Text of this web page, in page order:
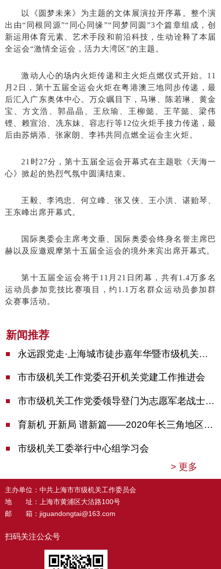
以《圆梦未来》为主题的文体展演拉开序幕。整个演
出由“同根同源”“同心同缘”“同梦同圆”3个篇章组成，创
新运用体育元素、艺术手段和前沿科技，生动诠释了本届
全运会“激情全运会，活力大湾区”的主题。
激动人心的场内火炬传递和主火炬点燃仪式开始。11
月2日，第十五届全运会火炬在粤港澳三地同步传递，最
后汇入广东奥体中心。万众瞩目下，马琳、陈若琳、黄金
宝、方文浩、郭晶晶、王欣瑜、王柳懿、王芊懿、梁伟
铿、赖宣治、冼东妹、容志行等12位火炬手接力传递，最
后由苏炳添、张家朗、李祎共同点燃全运会主火炬。
21时27分，第十五届全运会开幕式在主题歌《天海一
心》掀起的热烈气氛中圆满结束。
王毅、李鸿忠、何立峰、张又侠、王小洪、谌贻琴、
王东峰出席开幕式。
国际奥委会主席考文垂、国际奥委会终身名誉主席巴
赫以及应邀观摩第十五届全运会的境外来宾出席开幕式。
第十五届全运会将于11月21日闭幕，共有1.4万多名
运动员参加竞技比赛项目，约1.1万名群众运动员参加群
众赛事活动。
新闻推荐
永远跟党走·上海城市徒步嘉年华暨市级机关运动会开幕
市市级机关工作党委召开机关党建工作推进会
市市级机关工作党委领导登门为志愿军老战士佩戴纪念章
育新机 开新局 谱新篇——2020年长三角地区机关党建工作研讨会在南京召开
市级机关工委举行中心组学习会
> 更多